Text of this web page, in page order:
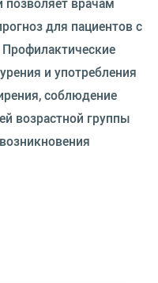
для пациентов с
и употребления
соблюдение
возрастной группы